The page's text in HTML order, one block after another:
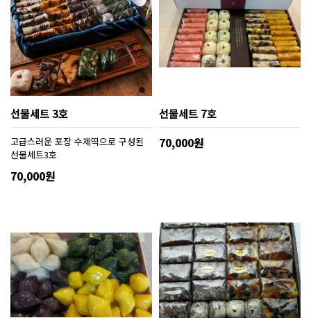
선물세트 3호
고급스러운 포장 수제떡으로 구성된
선물세트3호
70,000원
선물세트 7호
70,000원